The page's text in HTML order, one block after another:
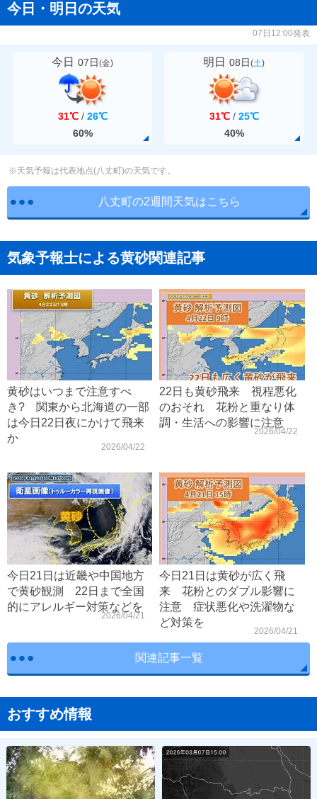
今日・明日の天気
07日12:00発表
今日 07日(金)
31℃ / 26℃
60%
明日 08日(土)
31℃ / 25℃
40%
※天気予報は代表地点(八丈町)の天気です。
八丈町の2週間天気はこちら
気象予報士による黄砂関連記事
黄砂はいつまで注意すべ
き? 関東から北海道の一部
は今日22日夜にかけて飛来
か
2026/04/22
22日も黄砂飛来 視程悪化
のおそれ 花粉と重なり体
調・生活への影響に注意
2026/04/22
今日21日は近畿や中国地方
で黄砂観測 22日まで全国
的にアレルギー対策などを
2026/04/21
今日21日は黄砂が広く飛
来 花粉とのダブル影響に
注意 症状悪化や洗濯物な
ど対策を
2026/04/21
関連記事一覧
おすすめ情報